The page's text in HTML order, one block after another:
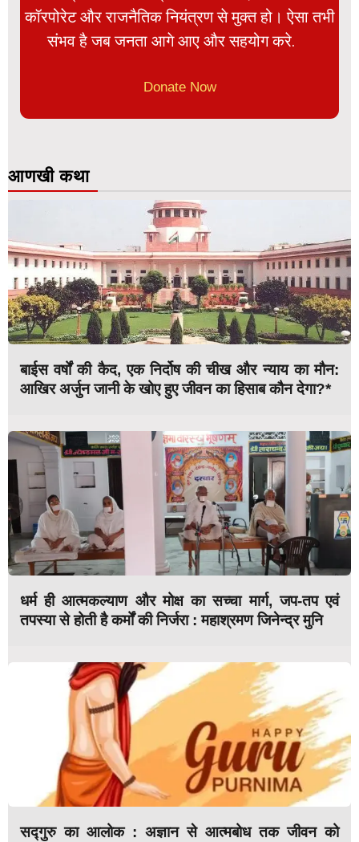
कॉरपोरेट और राजनैतिक नियंत्रण से मुक्त हो। ऐसा तभी
संभव है जब जनता आगे आए और सहयोग करे.
Donate Now
आणखी कथा
बाईस वर्षों की कैद, एक निर्दोष की चीख और न्याय का मौन:
आखिर अर्जुन जानी के खोए हुए जीवन का हिसाब कौन देगा?*
धर्म ही आत्मकल्याण और मोक्ष का सच्चा मार्ग, जप-तप एवं
तपस्या से होती है कर्मों की निर्जरा : महाश्रमण जिनेन्द्र मुनि
सद्गुरु का आलोक : अज्ञान से आत्मबोध तक जीवन को